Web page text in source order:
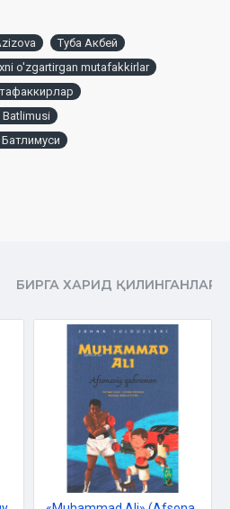
Туба Акбей
o'zgartirgan mutafakkirlar
Batlimusi
БИРГА ХАРИД ҚИЛИНГАНЛАР